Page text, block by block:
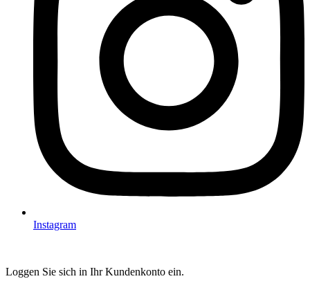
Instagram
Loggen Sie sich in Ihr Kundenkonto ein.